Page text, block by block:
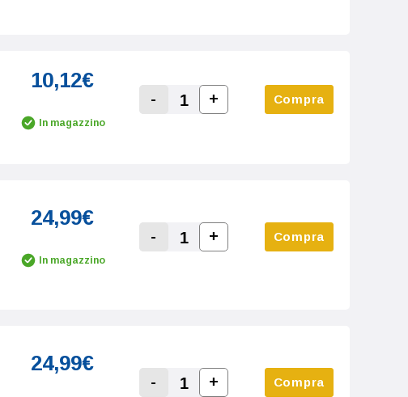
10,12€
In magazzino Decrease Quantity:
-
Increase Quantity:
+ Compra
24,99€
In magazzino Decrease Quantity:
-
Increase Quantity:
+ Compra
24,99€
- + Compra